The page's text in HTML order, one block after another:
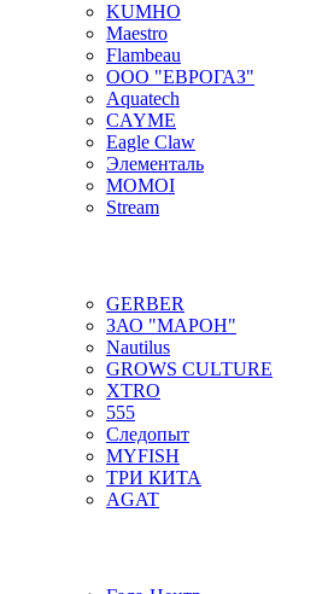
KUMHO
Maestro
Flambeau
ООО "ЕВРОГАЗ"
Aquatech
CAYME
Eagle Claw
Элементаль
MOMOI
Stream
GERBER
ЗАО "МАРОН"
Nautilus
GROWS CULTURE
XTRO
555
Следопыт
MYFISH
ТРИ КИТА
AGAT